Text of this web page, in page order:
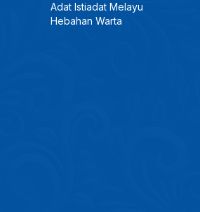
Adat Istiadat Melayu
Hebahan Warta